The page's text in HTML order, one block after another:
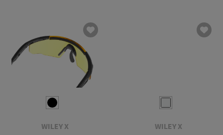
WILEY X WILEY X